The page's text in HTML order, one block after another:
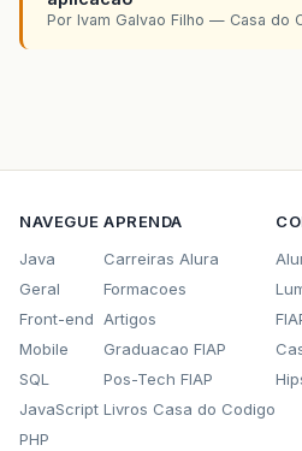
Por Ivam Galvao Filho — Casa do
NAVEGUE
Java
Geral
Front-end
Mobile
SQL
JavaScript
PHP
APRENDA
Carreiras Alura
Formacoes
Artigos
Graduacao FIAP
Pos-Tech FIAP
Livros Casa do Codigo